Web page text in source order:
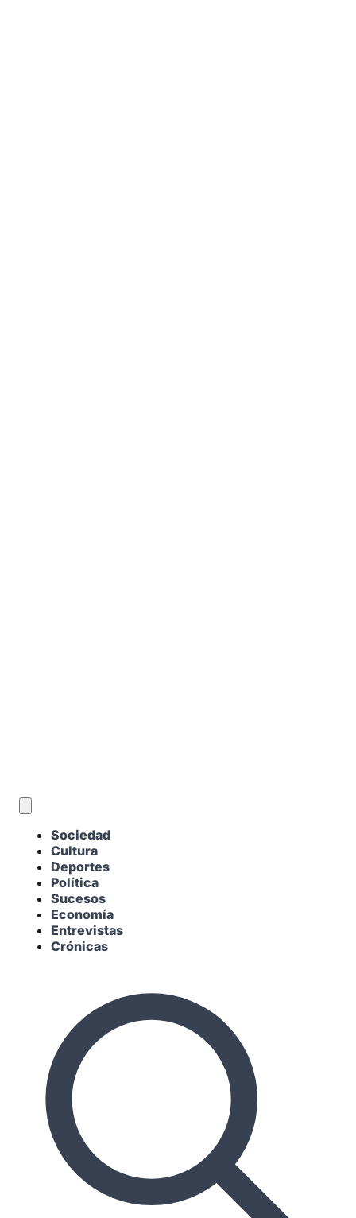
Sociedad
Cultura
Deportes
Política
Sucesos
Economía
Entrevistas
Crónicas